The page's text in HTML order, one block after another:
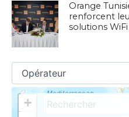
Orange
renforcent
solutions